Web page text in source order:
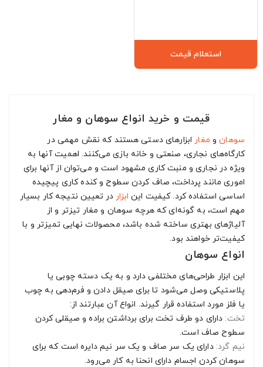
استعلام قیمت
قیمت و خرید انواع سوهان و مغار
سوهانو مغار ابزارهای دستی هستند که نقش مهمی در
کارگاه‌های نجاری، صنعتی و خانه بازی می‌کنند. اهمیت آنها به
ویژه در نجاری و منبت کاری مشهود است و می‌توان از آنها برای
اموری مانند پرداخت، صاف کردن سطوح و کنده کاری پیچیده
اساسی استفاده کرد. کیفیت این ابزار در تعیین نتیجه کار بسیار
مهم است، به گونه‌ای که هرچه سوهان و مغار تیزتر و از
آلیاژهای بهتری ساخته شده باشد، محصولات نهایی تمیزتر و با
کیفیت‌تر خواهند بود.
انواع سوهان
این ابزار طراحی‌های مختلفی دارد و به یک دسته چوبی یا
پلاستیکی وصل می‌شود تا برای صیقل دادن و فرم‌دهی به چوب
یا فلز مورد استفاده قرار گیرند. انواع آن عبارتند از:
تخت: دارای دو طرف تخت برای برداشتن براده و صیقلی کردن
سطوح صاف است.
نیم گرد: دارای یک سر صاف و یک سر نیم دایره است که برای
سوهان کردن اجسام دارای انحنا به کار می‌رود.